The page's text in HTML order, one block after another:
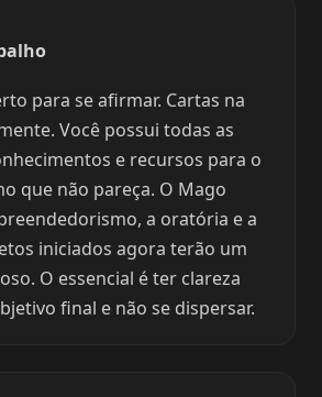
para se afirmar. Cartas na
Você possui todas as
e recursos para o
que não pareça. O Mago
a oratória e a
iniciados agora terão um
O essencial é ter clareza
final e não se dispersar.